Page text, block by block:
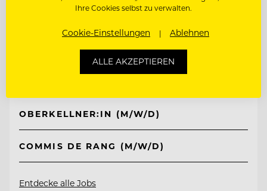
Interalpen-Hotel Tyrol
6410 Telfs, Österreich
OBERKELLNER:IN (M/W/D)
COMMIS DE RANG (M/W/D)
Entdecke alle Jobs
Ihre Cookies selbst zu verwalten.
Cookie-Einstellungen Ablehnen
ALLE AKZEPTIEREN